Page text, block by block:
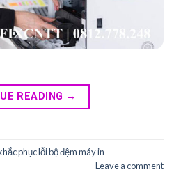
READING →
phục lỗi bộ đệm máy in
Leave a comment